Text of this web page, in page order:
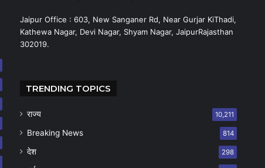
Jaipur Office : 603, New Sanganer Rd, Near Gurjar KiThadi,
Kathewa Nagar, Devi Nagar, Shyam Nagar, JaipurRajasthan
302019.
TRENDING TOPICS
राज्य 10,211
Breaking News 814
देश 298